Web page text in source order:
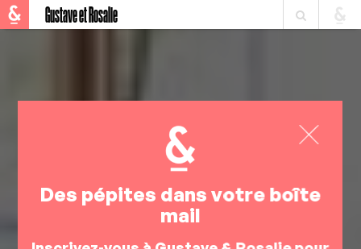
Gustave et Rosalie
Des pépites dans votre boîte
mail